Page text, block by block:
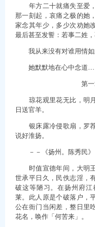
年方二十就痛失至爱，
那一刻起，哀痛之极的她
家念其年少，多少次劝她
最后甚至发誓：若事二姓
我从来没有对谁用情如
她默默地在心中念道
第一章兴法事
琼花观里花无比，明月
日送官羊。
银床露冷侵歌扇，罗荐
说好淮扬。
－－《扬州。陈秀民》
时值宣德年间，大明王
世承平日久，民佚志淫，
破这等陋习。在扬州府
莱。此人原是个破落户，
公在衙门当闲差，整日里
花名，唤作「何苦来」。